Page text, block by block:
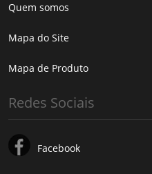
Quem somos
Mapa do Site
Mapa de Produto
Redes Sociais
Facebook